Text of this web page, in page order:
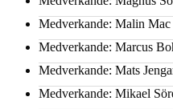
Medverkande: Malin
Medverkande: Marcus
Medverkande: Mats
Medverkande: Mikael